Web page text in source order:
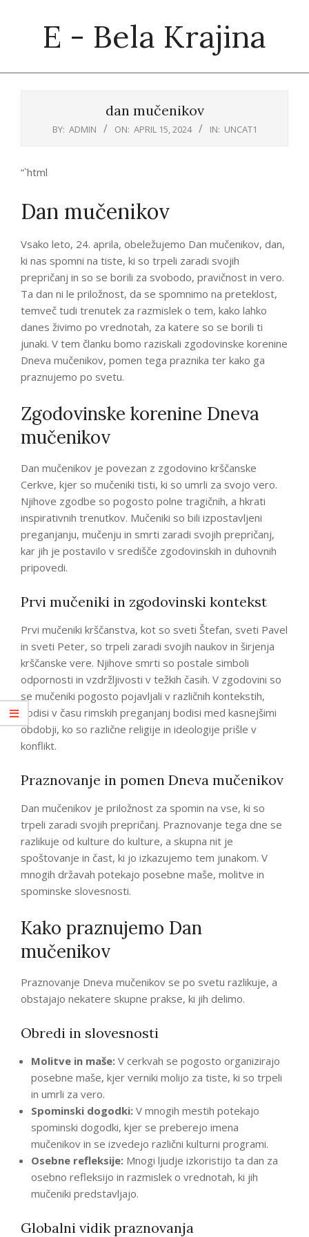
E - Bela Krajina
dan mučenikov
BY: ADMIN ON: APRIL 15, 2024 IN: UNCAT1
“`html
Dan mučenikov
Vsako leto, 24. aprila, obeležujemo Dan mučenikov, dan,
ki nas spomni na tiste, ki so trpeli zaradi svojih
prepričanj in so se borili za svobodo, pravičnost in vero.
Ta dan ni le priložnost, da se spomnimo na preteklost,
temveč tudi trenutek za razmislek o tem, kako lahko
danes živimo po vrednotah, za katere so se borili ti
junaki. V tem članku bomo raziskali zgodovinske korenine
Dneva mučenikov, pomen tega praznika ter kako ga
praznujemo po svetu.
Zgodovinske korenine Dneva
mučenikov
Dan mučenikov je povezan z zgodovino krščanske
Cerkve, kjer so mučeniki tisti, ki so umrli za svojo vero.
Njihove zgodbe so pogosto polne tragičnih, a hkrati
inspirativnih trenutkov. Mučeniki so bili izpostavljeni
preganjanju, mučenju in smrti zaradi svojih prepričanj,
kar jih je postavilo v središče zgodovinskih in duhovnih
pripovedi.
Prvi mučeniki in zgodovinski kontekst
Prvi mučeniki krščanstva, kot so sveti Štefan, sveti Pavel
in sveti Peter, so trpeli zaradi svojih naukov in širjenja
krščanske vere. Njihove smrti so postale simboli
odpornosti in vzdržljivosti v težkih časih. V zgodovini so
se mučeniki pogosto pojavljali v različnih kontekstih,
bodisi v času rimskih preganjanj bodisi med kasnejšimi
obdobji, ko so različne religije in ideologije prišle v
konflikt.
Praznovanje in pomen Dneva mučenikov
Dan mučenikov je priložnost za spomin na vse, ki so
trpeli zaradi svojih prepričanj. Praznovanje tega dne se
razlikuje od kulture do kulture, a skupna nit je
spoštovanje in čast, ki jo izkazujemo tem junakom. V
mnogih državah potekajo posebne maše, molitve in
spominske slovesnosti.
Kako praznujemo Dan
mučenikov
Praznovanje Dneva mučenikov se po svetu razlikuje, a
obstajajo nekatere skupne prakse, ki jih delimo.
Obredi in slovesnosti
Molitve in maše: V cerkvah se pogosto organizirajo
posebne maše, kjer verniki molijo za tiste, ki so trpeli
in umrli za vero.
Spominski dogodki: V mnogih mestih potekajo
spominski dogodki, kjer se preberejo imena
mučenikov in se izvedejo različni kulturni programi.
Osebne refleksije: Mnogi ljudje izkoristijo ta dan za
osebno refleksijo in razmislek o vrednotah, ki jih
mučeniki predstavljajo.
Globalni vidik praznovanja